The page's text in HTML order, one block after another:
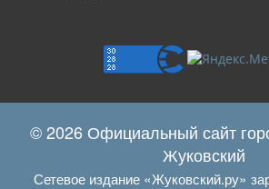
© 2026 Официальный сайт
Жуковский
Сетевое издание «Жуковский.ру»